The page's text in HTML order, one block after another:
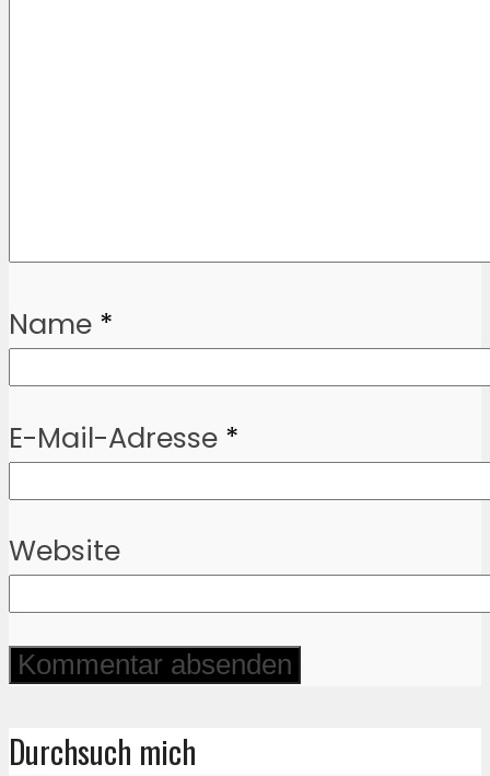
Name *
E-Mail-Adresse *
Website
Durchsuch mich